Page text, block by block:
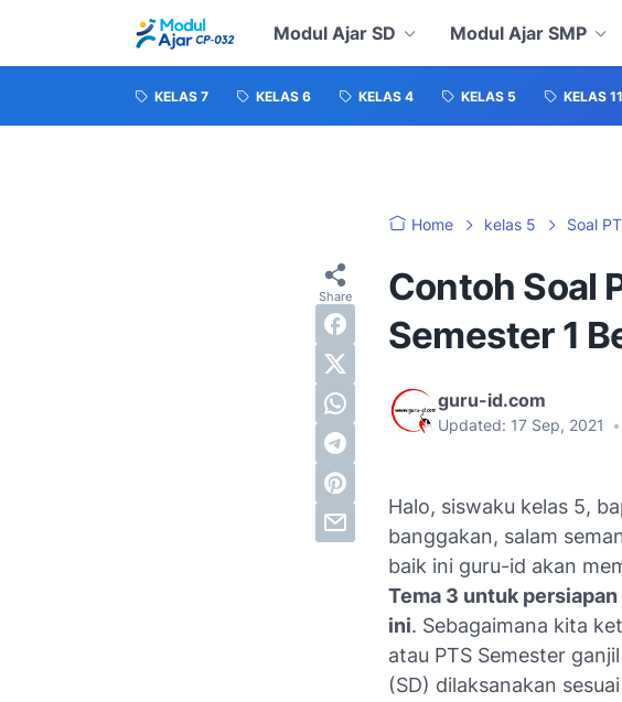
Modul Ajar SD Modul Ajar SMP
KELAS 7 KELAS 6 KELAS 4 KELAS 5 KELAS 11
Home kelas 5 Soal
Contoh Soal
Semester 1
guru-id.com
Updated: 17 Sep, 2021 •
Halo, siswaku kelas 5,
banggakan, salam
baik ini guru-id akan
Tema 3 untuk
ini. Sebagaimana kita
atau PTS Semester
(SD) dilaksanakan